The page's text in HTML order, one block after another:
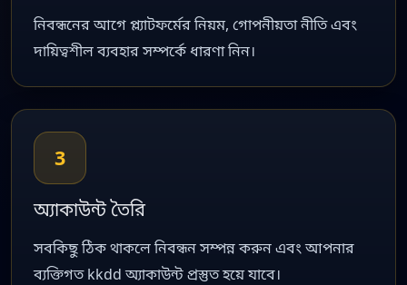
নিবন্ধনের আগে প্ল্যাটফর্মের নিয়ম, গোপনীয়তা নীতি এবং
দায়িত্বশীল ব্যবহার সম্পর্কে ধারণা নিন।
3
অ্যাকাউন্ট তৈরি
সবকিছু ঠিক থাকলে নিবন্ধন সম্পন্ন করুন এবং আপনার
ব্যক্তিগত kkdd অ্যাকাউন্ট প্রস্তুত হয়ে যাবে।